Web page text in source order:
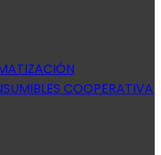
COOPERATIVA